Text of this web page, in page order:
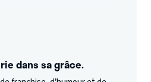
dans sa grâce.